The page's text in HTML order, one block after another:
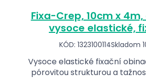
Fixa-Crep, 10cm x
vysoce elastické,
KÓD: 1323100114Skladom
Vysoce elastické fixační
pórovitou strukturou a